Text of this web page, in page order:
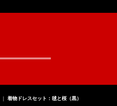
｜ 着物ドレスセット：毬と桜（黒）